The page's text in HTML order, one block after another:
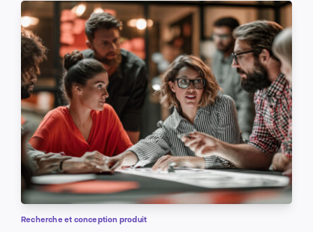
Recherche et conception produit